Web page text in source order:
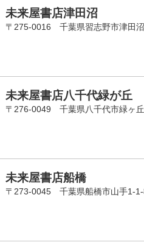
未来屋書店津田沼
〒275-0016 千葉県習志野市津田
未来屋書店八千代緑が丘
〒276-0049 千葉県八千代市緑ヶ
未来屋書店船橋
〒273-0045 千葉県船橋市山手1-